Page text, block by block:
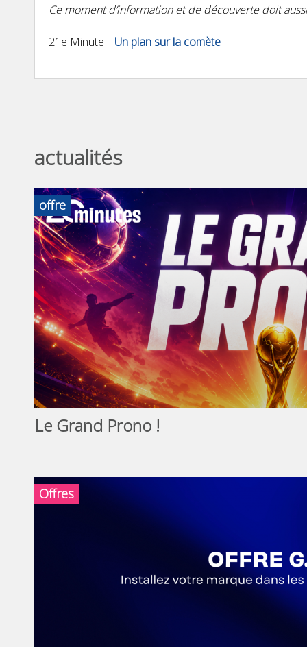
Ce moment d’information et de découverte doit
21e Minute : Un plan sur la comète
actualités
offre
Le Grand Prono !
Offres